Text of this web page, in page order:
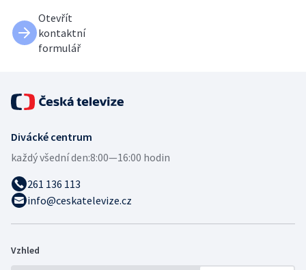
Otevřít
kontaktní
formulář
Divácké centrum
každý všední den:8:00—16:00 hodin
261 136 113
info@ceskatelevize.cz
Vzhled